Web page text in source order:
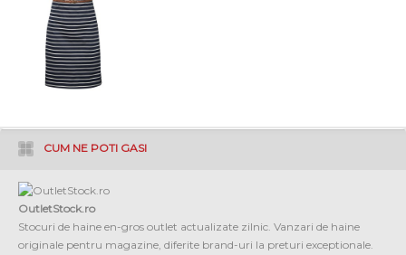
CUM NE POTI GASI
OutletStock.ro
Stocuri de haine en-gros outlet actualizate zilnic. Vanzari de haine
originale pentru magazine, diferite brand-uri la preturi exceptionale.